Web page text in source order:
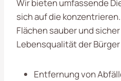
Wir bieten umfassende
sich auf die
Flächen sauber und
Lebensqualität der
Entfernung von